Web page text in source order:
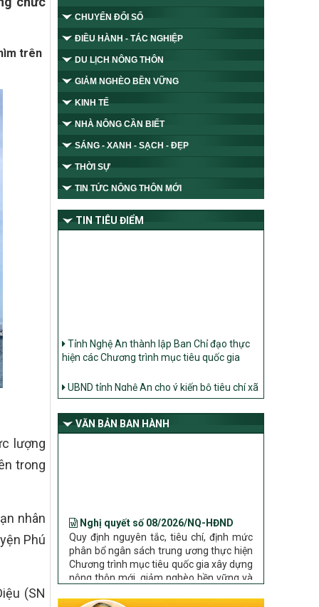
trên
lượng
trong
nhân
Phú
(SN
CHUYỂN ĐỔI SỐ
ĐIỀU HÀNH - TÁC NGHIỆP
DU LỊCH NÔNG THÔN
GIẢM NGHÈO BỀN VỮNG
KINH TẾ
NHÀ NÔNG CẦN BIẾT
SÁNG - XANH - SẠCH - ĐẸP
THỜI SỰ
TIN TỨC NÔNG THÔN MỚI
TIN TIÊU ĐIỂM
hiện các Chương trình mục tiêu quốc gia
Nông thôn mới
Chỉ thị về đẩy mạnh thực hiện Chương trình
mục tiêu quốc gia xây dựng nông thôn mới,
tỉnh về tình hình thực hiện các Chương trình
mục tiêu quốc gia trên địa bàn
VĂN BẢN BAN HÀNH
Quy định nguyên tắc, tiêu chí, định mức
phân bổ ngân sách trung ương thực hiện
Chương trình mục tiêu quốc gia xây dựng
nông thôn mới, giảm nghèo bền vững và
phát triển kinh tế – xã hội vùng đồng bào
dân tộc thiểu số và miền núi giai đoạn
2026 – 2030 trên địa bàn tỉnh Nghệ An